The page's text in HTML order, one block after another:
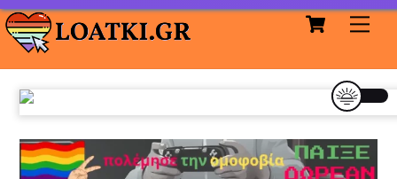
Skip
to
content
Cart